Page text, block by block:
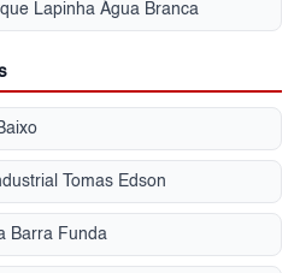
Lapinha Água Branca
Tomas Edson
Barra Funda